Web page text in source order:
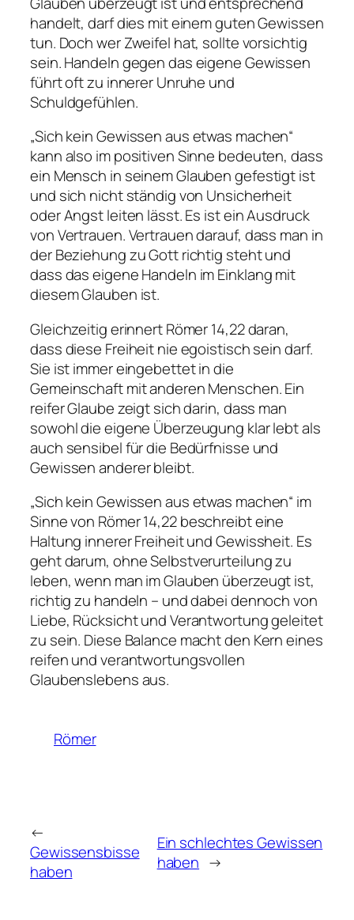
handelt, darf dies mit einem guten Gewissen
tun. Doch wer Zweifel hat, sollte vorsichtig
sein. Handeln gegen das eigene Gewissen
führt oft zu innerer Unruhe und
Schuldgefühlen.
„Sich kein Gewissen aus etwas machen“
kann also im positiven Sinne bedeuten, dass
ein Mensch in seinem Glauben gefestigt ist
und sich nicht ständig von Unsicherheit
oder Angst leiten lässt. Es ist ein Ausdruck
von Vertrauen. Vertrauen darauf, dass man in
der Beziehung zu Gott richtig steht und
dass das eigene Handeln im Einklang mit
diesem Glauben ist.
Gleichzeitig erinnert Römer 14,22 daran,
dass diese Freiheit nie egoistisch sein darf.
Sie ist immer eingebettet in die
Gemeinschaft mit anderen Menschen. Ein
reifer Glaube zeigt sich darin, dass man
sowohl die eigene Überzeugung klar lebt als
auch sensibel für die Bedürfnisse und
Gewissen anderer bleibt.
„Sich kein Gewissen aus etwas machen“ im
Sinne von Römer 14,22 beschreibt eine
Haltung innerer Freiheit und Gewissheit. Es
geht darum, ohne Selbstverurteilung zu
leben, wenn man im Glauben überzeugt ist,
richtig zu handeln – und dabei dennoch von
Liebe, Rücksicht und Verantwortung geleitet
zu sein. Diese Balance macht den Kern eines
reifen und verantwortungsvollen
Glaubenslebens aus.
Römer
←
Gewissensbisse
haben
Ein schlechtes Gewissen
haben →